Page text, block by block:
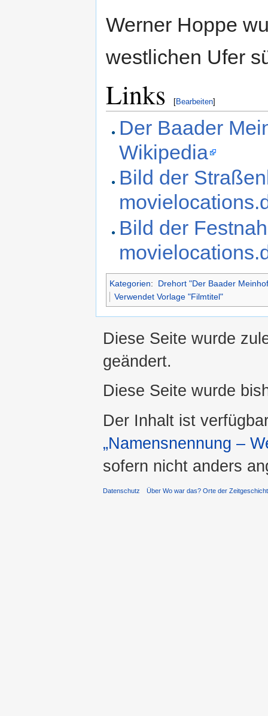
Werner Hoppe
westlichen Ufer
Links [Bearbeiten]
Der Baader
Wikipedia
Bild der
Bild der
Kategorien:
Drehort "Der Baader
Verwendet Vorlage "Filmtitel"
Diese Seite wurde
geändert.
Diese Seite wurde
Der Inhalt ist
„Namensnennung –
sofern nicht anders
Datenschutz Über Wo war das? Orte der